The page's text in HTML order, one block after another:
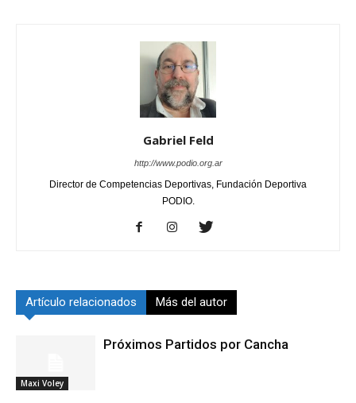
Gabriel Feld
http://www.podio.org.ar
Director de Competencias Deportivas, Fundación Deportiva
PODIO.
Artículo relacionados Más del autor
Maxi Voley
Próximos Partidos por Cancha